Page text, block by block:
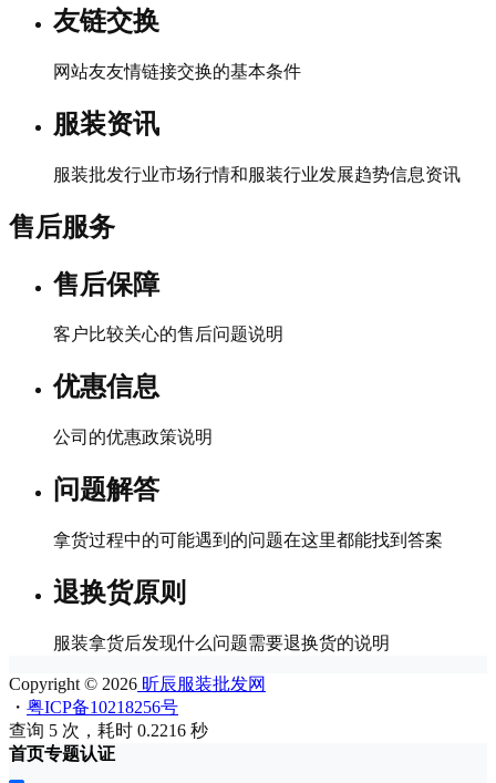
友链交换
网站友友情链接交换的基本条件
服装资讯
服装批发行业市场行情和服装行业发展趋势信息资讯
售后服务
售后保障
客户比较关心的售后问题说明
优惠信息
公司的优惠政策说明
问题解答
拿货过程中的可能遇到的问题在这里都能找到答案
退换货原则
服装拿货后发现什么问题需要退换货的说明
Copyright © 2026 昕辰服装批发网
・ 粤ICP备10218256号
查询 5 次，耗时 0.2216 秒
首页专题认证